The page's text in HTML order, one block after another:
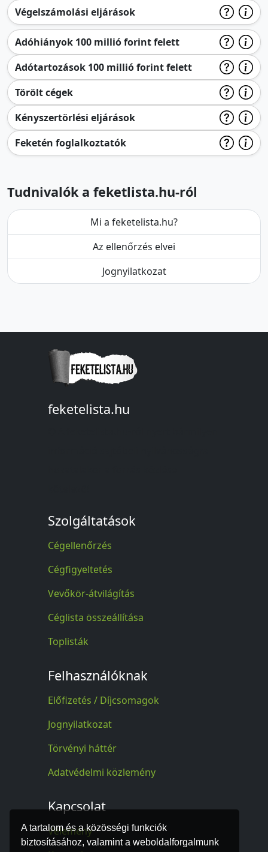
A tartalom és a közösségi funkciók
biztosításához, valamint a weboldalforgalmunk
Végelszámolási eljárások
Adóhiányok 100 millió forint felett
Adótartozások 100 millió forint felett
Törölt cégek
Kényszertörlési eljárások
Feketén foglalkoztatók
Tudnivalók a feketlista.hu-ról
Mi a feketelista.hu?
Az ellenőrzés elvei
Jognyilatkozat
feketelista.hu
Szolgáltatások
Cégellenőrzés
Cégfigyeltetés
Vevőkör-átvilágítás
Céglista összeállítása
Toplisták
Felhasználóknak
Előfizetés / Díjcsomagok
Jognyilatkozat
Törvényi háttér
Adatvédelmi közlemény
Kapcsolat
Vélemény